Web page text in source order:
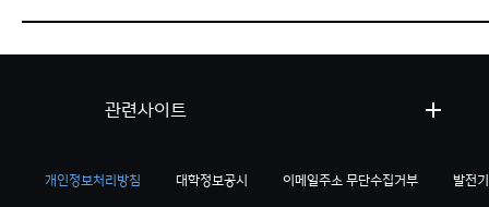
개인정보처리방침 대학정보공시 이메일주소 무단수집거부 발전
관련사이트